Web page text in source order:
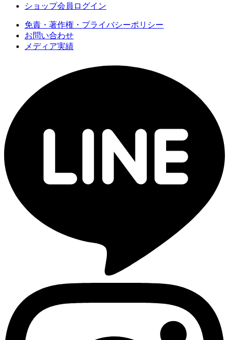
ショップ会員ログイン
免責・著作権・プライバシーポリシー
お問い合わせ
メディア実績